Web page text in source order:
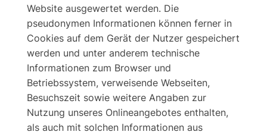
Website ausgewertet werden. Die
pseudonymen Informationen können ferner in
Cookies auf dem Gerät der Nutzer gespeichert
werden und unter anderem technische
Informationen zum Browser und
Betriebssystem, verweisende Webseiten,
Besuchszeit sowie weitere Angaben zur
Nutzung unseres Onlineangebotes enthalten,
als auch mit solchen Informationen aus